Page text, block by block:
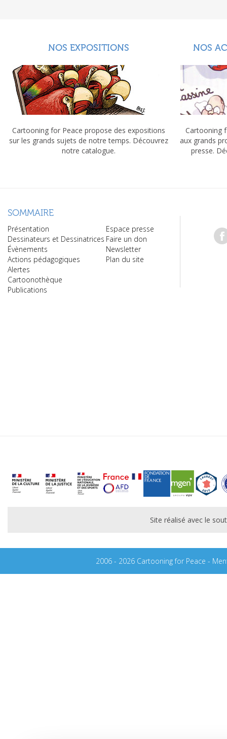
NOS EXPOSITIONS
Cartooning for Peace propose des expositions
sur les grands sujets de notre temps. Découvrez
notre catalogue.
NOS
Cartooning
aux grands
presse.
SOMMAIRE
Présentation
Dessinateurs et Dessinatrices
Évènements
Actions pédagogiques
Alertes
Cartoonothèque
Publications
Espace presse
Faire un don
Newsletter
Plan du site
Site réalisé avec le
2006 - 2026 Cartooning for Peace -